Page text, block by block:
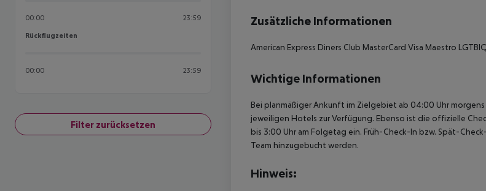
00:00 23:59
Rückflugzeiten
Rückflugzeiten
00:00 23:59
Filter zurücksetzen
Zusätzliche Informationen
American Express Diners Club MasterCard Visa Maestro
Wichtige Informationen
Bei planmäßiger Ankunft im Zielgebiet ab 04:00 Uhr
jeweiligen Hotels zur Verfügung. Ebenso ist die offizielle
bis 3:00 Uhr am Folgetag ein. Früh-Check-In bzw. Spät-
Team hinzugebucht werden.
Hinweis: